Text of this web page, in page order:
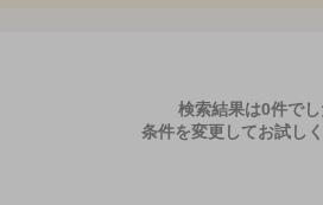
検索結果は0件でし
条件を変更してお試しく